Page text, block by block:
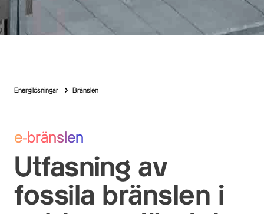
Energilösningar Bränslen
e-bränslen
Utfasning av
fossila bränslen i